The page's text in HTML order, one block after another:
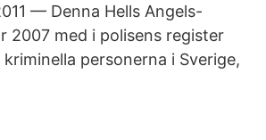
— Denna Hells Angels-
2007 med i polisens register
personerna i Sverige,